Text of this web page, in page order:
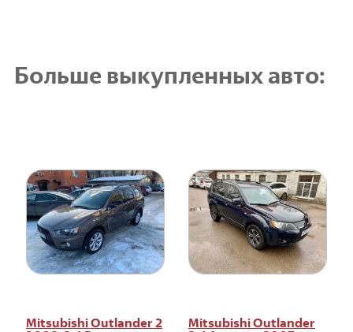
Больше выкупленных авто:
Mitsubishi Outlander 2
Mitsubishi Outlander